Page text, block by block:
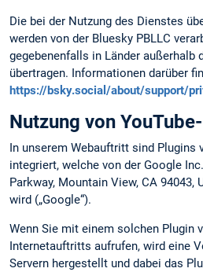
Die bei der Nutzung des Dienstes
werden von der Bluesky PBLLC
gegebenenfalls in Länder außerhalb
übertragen. Informationen darüber
https://bsky.social/about/support/
Nutzung von
In unserem Webauftritt sind Plugins
integriert, welche von der Google
Parkway, Mountain View, CA 94043,
wird („Google“).
Wenn Sie mit einem solchen Plugin
Internetauftritts aufrufen, wird eine
Servern hergestellt und dabei das